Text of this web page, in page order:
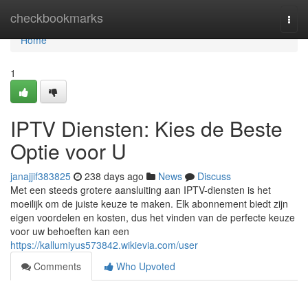
checkbookmarks
Home
Home
1
IPTV Diensten: Kies de Beste
Optie voor U
janajjif383825 238 days ago News
Discuss
Met een steeds grotere aansluiting aan IPTV-diensten is het
moeilijk om de juiste keuze te maken. Elk abonnement biedt zijn
eigen voordelen en kosten, dus het vinden van de perfecte keuze
voor uw behoeften kan een
https://kallumiyus573842.wikievia.com/user
Comments
Who Upvoted